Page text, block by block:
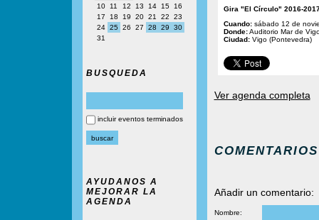
10
11 12 13 14 15
16
17
18 19 20 21 22
23
24 25 26 27 28 29
30
31
BUSQUEDA
incluir eventos terminados
AYUDANOS A
MEJORAR LA
AGENDA
Gira "El Círculo" 2016-
Cuando:sábado 12 de
Donde:Auditorio Mar de
Ciudad:Vigo (Pontevedra)
Ver agenda completa
COMENTARIOS
Añadir un comentario:
Nombre: